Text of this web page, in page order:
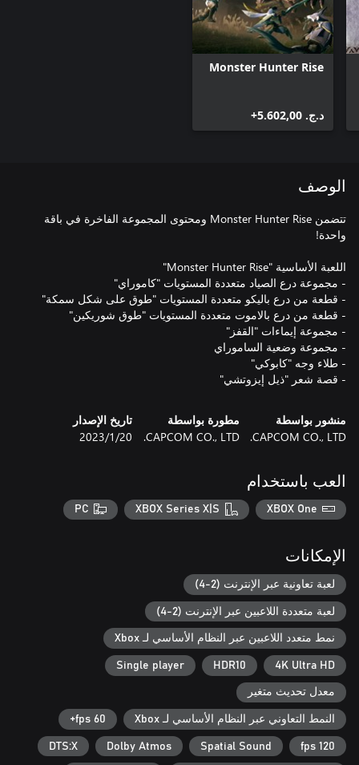
Monster Hunter Rise
د.ج.‏ 5.602,00+
الوصف
تتضمن Monster Hunter Rise ومحتوى المجموعة الفاخرة في باقة
- قصة شعر "ذيل إيزوتشي"
منشور بواسطة
CAPCOM CO., LTD.
مطورة بواسطة
CAPCOM CO., LTD.
تاريخ الإصدار
20‏/1‏/2023
العب باستخدام
XBOX One
XBOX Series X|S
PC
الإمكانات
لعبة تعاونية عبر الإنترنت (2-4)
لعبة متعددة اللاعبين عبر الإنترنت (2-4)
نمط متعدد اللاعبين عبر النظام الأساسي لـ Xbox
4K Ultra HD
HDR10
Single player
معدل تحديث متغير
النمط التعاوني عبر النظام الأساسي لـ Xbox 60 fps+
120 fps
Spatial Sound
Dolby Atmos
DTS:X